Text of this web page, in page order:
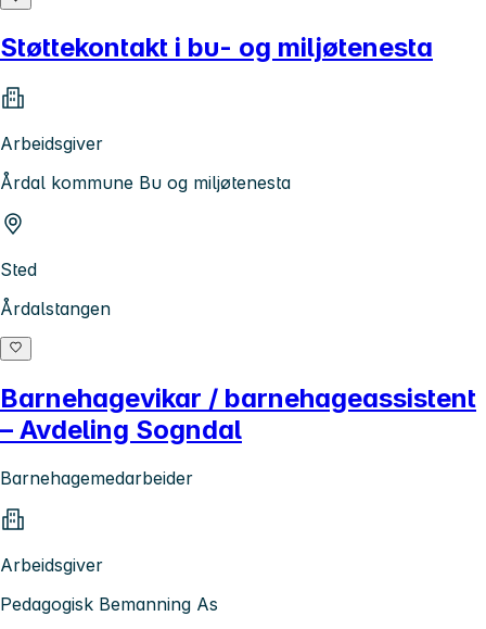
Støttekontakt i bu- og miljøtenesta
Arbeidsgiver
Årdal kommune Bu og miljøtenesta
Sted
Årdalstangen
Barnehagevikar / barnehageassistent
– Avdeling Sogndal
Barnehagemedarbeider
Arbeidsgiver
Pedagogisk Bemanning As